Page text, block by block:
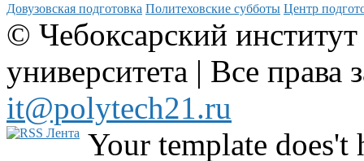
Довузовская подготовка Политеховские субботы Центр
© Чебоксарский
университета | Все
it@polytech21.ru
Your template